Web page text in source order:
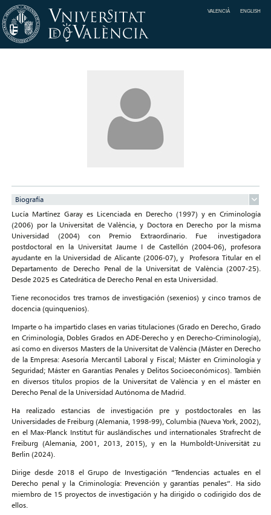
VALENCIÀ ENGLISH
Biografía
Lucía Martínez Garay es Licenciada en Derecho (1997) y en Criminología
(2006) por la Universitat de València, y Doctora en Derecho por la misma
Universidad (2004) con Premio Extraordinario. Fue investigadora
postdoctoral en la Universitat Jaume I de Castellón (2004-06), profesora
ayudante en la Universidad de Alicante (2006-07), y Profesora Titular en el
Departamento de Derecho Penal de la Universitat de València (2007-25).
Desde 2025 es Catedrática de Derecho Penal en esta Universidad.
Tiene reconocidos tres tramos de investigación (sexenios) y cinco tramos de
docencia (quinquenios).
Imparte o ha impartido clases en varias titulaciones (Grado en Derecho, Grado
en Criminología, Dobles Grados en ADE-Derecho y en Derecho-Criminología),
así como en diversos Masters de la Universitat de València (Máster en Derecho
de la Empresa: Asesoría Mercantil Laboral y Fiscal; Máster en Criminología y
Seguridad; Máster en Garantías Penales y Delitos Socioeconómicos). También
en diversos títulos propios de la Universitat de València y en el máster en
Derecho Penal de la Universidad Autónoma de Madrid.
Ha realizado estancias de investigación pre y postdoctorales en las
Universidades de Freiburg (Alemania, 1998-99), Columbia (Nueva York, 2002),
en el Max-Planck Institut für ausländisches und internationales Strafrecht de
Freiburg (Alemania, 2001, 2013, 2015), y en la Humboldt-Universität zu
Berlin (2024).
Dirige desde 2018 el Grupo de Investigación “Tendencias actuales en el
Derecho penal y la Criminología: Prevención y garantías penales”. Ha sido
miembro de 15 proyectos de investigación y ha dirigido o codirigido dos de
ellos.